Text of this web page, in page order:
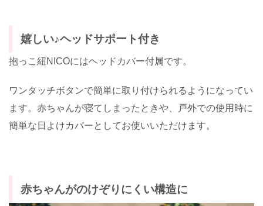
嬉しい♪ヘッドサポート付き
抱っこ紐NICOにはヘッドカバー付属です。
ワンタッチボタンで簡単に取り付けられるようになってい
ます。赤ちゃんが寝てしまったときや、戸外での使用時に
簡単な日よけカバーとしてお使いいただけます。
赤ちゃんがのけぞりにくい構造に